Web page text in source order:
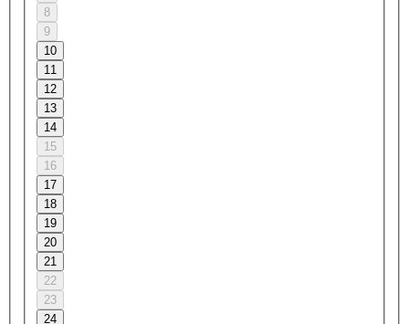
8
9
10
11
12
13
14
15
16
17
18
19
20
21
22
23
24